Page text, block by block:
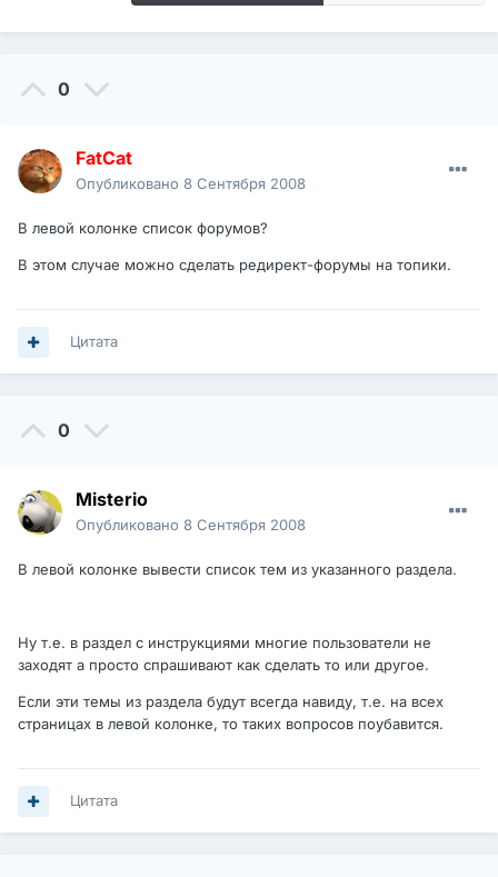
0
FatCat
Опубликовано 8 Сентября 2008
В левой колонке список форумов?
В этом случае можно сделать редирект-форумы на топики.
Цитата
0
Misterio
Опубликовано 8 Сентября 2008
В левой колонке вывести список тем из указанного раздела.
Ну т.е. в раздел с инструкциями многие пользователи не
заходят а просто спрашивают как сделать то или другое.
Если эти темы из раздела будут всегда навиду, т.е. на всех
страницах в левой колонке, то таких вопросов поубавится.
Цитата